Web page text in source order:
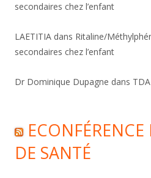
secondaires chez l’enfant
LAETITIA dans Ritaline/
secondaires chez l’enfant
Dr Dominique Dupagne dans
DE SANTÉ